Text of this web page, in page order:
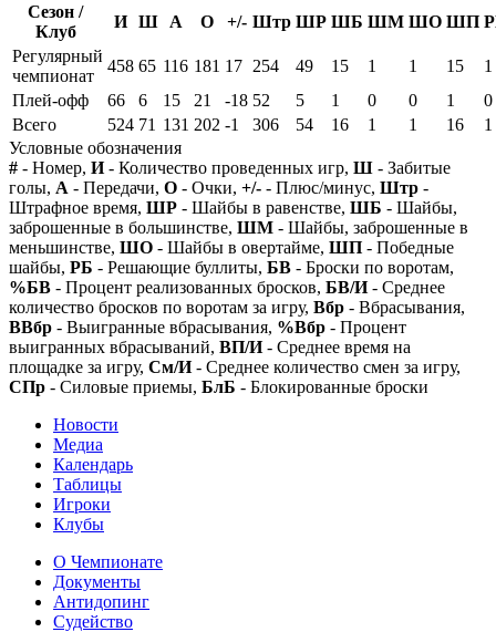
Сезон /
Клуб
И Ш А О +/- Штр ШР ШБ ШМ ШО ШП
Регулярный
чемпионат
458 65 116 181 17 254 49 15 1 1 15
1
Плей-офф
66 6 15 21 -18 52 5 1 0 0 1
0
Всего
524 71 131 202 -1 306 54 16 1 1 16
1
Условные обозначения
# - Номер, И- Количество проведенных игр, Ш - Забитые
голы, А - Передачи, О - Очки, +/- - Плюс/минус, Штр -
Штрафное время, ШР - Шайбы в равенстве, ШБ - Шайбы,
заброшенные в большинстве, ШМ - Шайбы, заброшенные в
меньшинстве, ШО - Шайбы в овертайме, ШП - Победные
шайбы, РБ - Решающие буллиты, БВ - Броски по воротам,
%БВ - Процент реализованных бросков, БВ/И- Среднее
количество бросков по воротам за игру, Вбр - Вбрасывания,
ВВбр - Выигранные вбрасывания, %Вбр - Процент
выигранных вбрасываний, ВП/И- Среднее время на
площадке за игру, См/И- Среднее количество смен за игру,
СПр - Силовые приемы, БлБ - Блокированные броски
Новости
Медиа
Календарь
Таблицы
Игроки
Клубы
О Чемпионате
Документы
Антидопинг
Судейство